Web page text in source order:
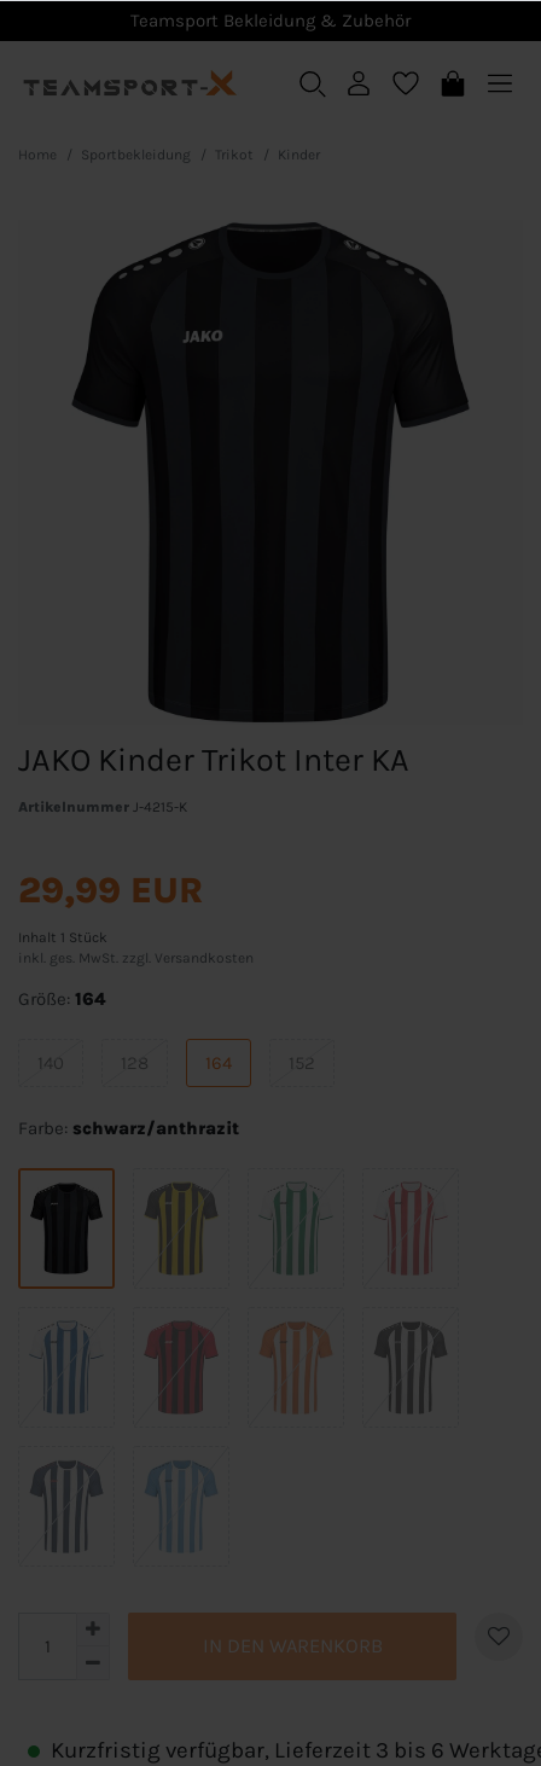
Teamsport Bekleidung & Zubehör
Home Sportbekleidung Trikot Kinder
JAKO Kinder Trikot Inter KA
Artikelnummer J-4215-K
29,99 EUR
Inhalt 1 Stück
inkl. ges. MwSt. zzgl. Versandkosten
Größe: 164
140 128 164 152
Farbe: schwarz/anthrazit
IN DEN WARENKORB
Kurzfristig verfügbar, Lieferzeit 3 bis 6